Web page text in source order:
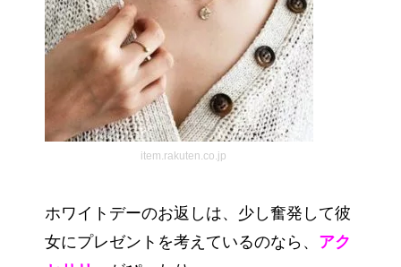
item.rakuten.co.jp
ホワイトデーのお返しは、少し奮発して彼
女にプレゼントを考えているのなら、 アク